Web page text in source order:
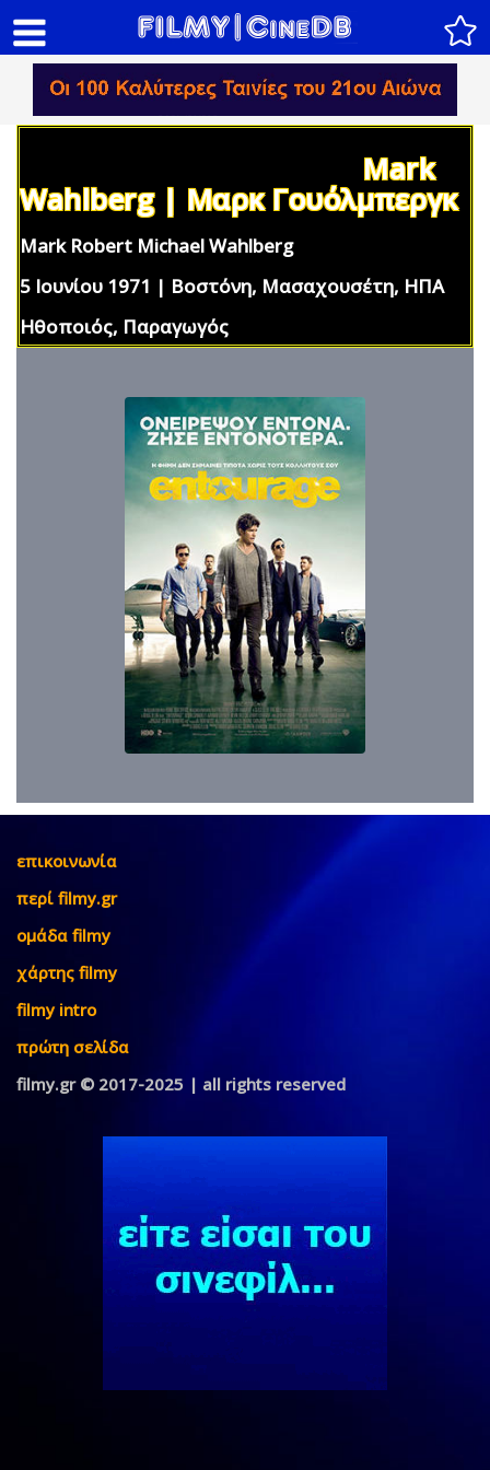
Mark
Wahlberg | Μαρκ Γουόλμπεργκ
Mark Robert Michael Wahlberg
5 Ιουνίου 1971 | Βοστόνη, Μασαχουσέτη, ΗΠΑ
Ηθοποιός, Παραγωγός
επικοινωνία
περί filmy.gr
ομάδα filmy
χάρτης filmy
filmy intro
πρώτη σελίδα
filmy.gr © 2017-2025 | all rights reserved